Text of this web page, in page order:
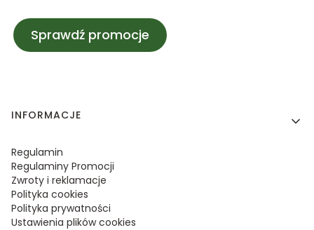
Sprawdź promocje
Linki w stopce
INFORMACJE
Regulamin
Regulaminy Promocji
Zwroty i reklamacje
Polityka cookies
Polityka prywatności
Ustawienia plików cookies